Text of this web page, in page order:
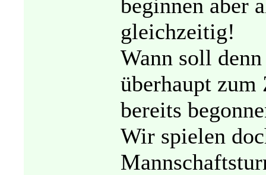
beginnen aber
gleichzeitig!
Wann soll
überhaupt zum
bereits
Wir spielen